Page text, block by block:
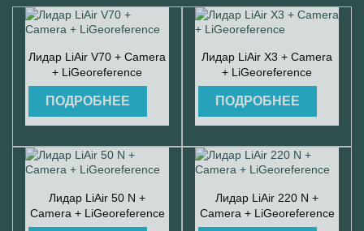
 Быстрый просмотр
Лидар LiAir V70 + Camera
+ LiGeoreference
ПОДРОБНЕЕ
 Быстрый просмотр
Лидар LiAir X3 + Camera
+ LiGeoreference
ПОДРОБНЕЕ
Быстрый просмотр
Лидар LiAir 50 N +
Camera + LiGeoreference
Быстрый просмотр
Лидар LiAir 220 N +
Camera + LiGeoreference